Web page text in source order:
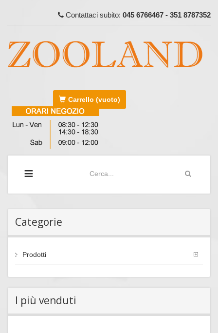
Contattaci subito: 045 6766467 - 351 8787352
Carrello (vuoto)
≡
Categorie
Prodotti
I più venduti